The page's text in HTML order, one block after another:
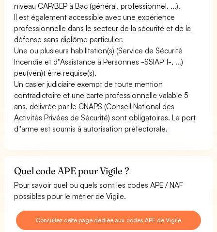
niveau CAP/BEP à Bac (général, professionnel, ...).
Il est également accessible avec une expérience
professionnelle dans le secteur de la sécurité et de la
défense sans diplôme particulier.
Une ou plusieurs habilitation(s) (Service de Sécurité
Incendie et d''Assistance à Personnes -SSIAP 1-, ...)
peu(ven)t être requise(s).
Un casier judiciaire exempt de toute mention
contradictoire et une carte professionnelle valable 5
ans, délivrée par le CNAPS (Conseil National des
Activités Privées de Sécurité) sont obligatoires. Le port
d''arme est soumis à autorisation préfectorale.
Quel code APE pour Vigile ?
Pour savoir quel ou quels sont les codes APE / NAF
possibles pour le métier de Vigile.
Consultez cette page dédiée aux codes APE de Vigile